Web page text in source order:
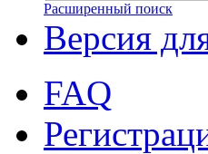
Расширенный поиск
Версия
FAQ